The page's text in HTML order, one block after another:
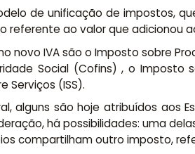
de unificação de impostos,
ao valor que adicionou
IVA são o Imposto sobre
Social (Cofins) , o
Serviços (ISS).
alguns são hoje atribuídos aos
há possibilidades: uma
compartilham outro imposto,